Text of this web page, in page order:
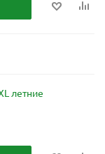
летние